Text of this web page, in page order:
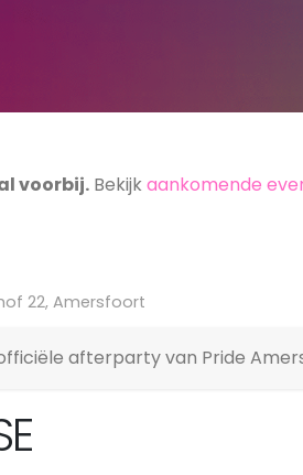
voorbij. Bekijkaankomende
22, Amersfoort
officiële afterparty van Pride